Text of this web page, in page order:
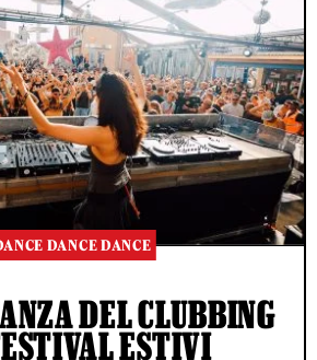
DANCE DANCE
DEL CLUBBING
ESTIVI